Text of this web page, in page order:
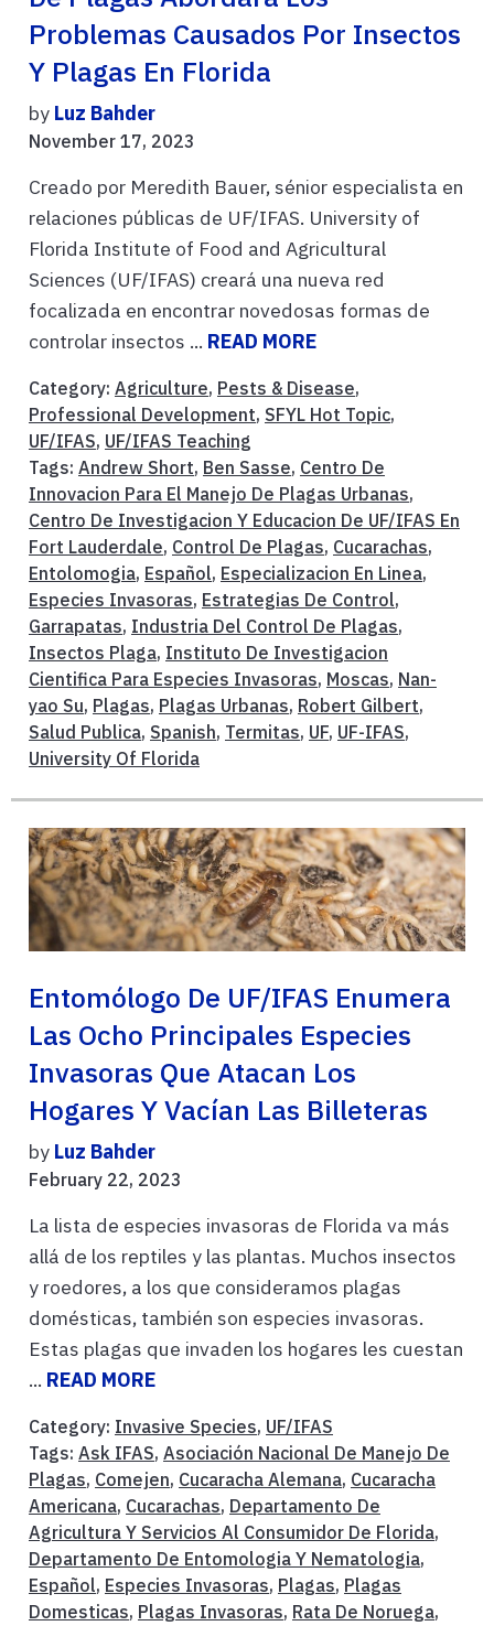
Problemas Causados Por Insectos
Y Plagas En Florida
by Luz Bahder
November 17, 2023
Creado por Meredith Bauer, sénior especialista en
relaciones públicas de UF/IFAS. University of
Florida Institute of Food and Agricultural
Sciences (UF/IFAS) creará una nueva red
focalizada en encontrar novedosas formas de
controlar insectos ... READ MORE
Category: Agriculture, Pests & Disease,
Professional Development, SFYL Hot Topic,
UF/IFAS, UF/IFAS Teaching
Tags: Andrew Short, Ben Sasse, Centro De
Innovacion Para El Manejo De Plagas Urbanas,
Centro De Investigacion Y Educacion De UF/IFAS En
Fort Lauderdale, Control De Plagas, Cucarachas,
Entolomogia, Español, Especializacion En Linea,
Especies Invasoras, Estrategias De Control,
Garrapatas, Industria Del Control De Plagas,
Insectos Plaga, Instituto De Investigacion
Cientifica Para Especies Invasoras, Moscas, Nan-
yao Su, Plagas, Plagas Urbanas, Robert Gilbert,
Salud Publica, Spanish, Termitas, UF, UF-IFAS,
University Of Florida
Entomólogo De UF/IFAS Enumera
Las Ocho Principales Especies
Invasoras Que Atacan Los
Hogares Y Vacían Las Billeteras
by Luz Bahder
February 22, 2023
La lista de especies invasoras de Florida va más
allá de los reptiles y las plantas. Muchos insectos
y roedores, a los que consideramos plagas
domésticas, también son especies invasoras.
Estas plagas que invaden los hogares les cuestan
... READ MORE
Category: Invasive Species, UF/IFAS
Tags: Ask IFAS, Asociación Nacional De Manejo De
Plagas, Comejen, Cucaracha Alemana, Cucaracha
Americana, Cucarachas, Departamento De
Agricultura Y Servicios Al Consumidor De Florida,
Departamento De Entomologia Y Nematologia,
Español, Especies Invasoras, Plagas, Plagas
Domesticas, Plagas Invasoras, Rata De Noruega,